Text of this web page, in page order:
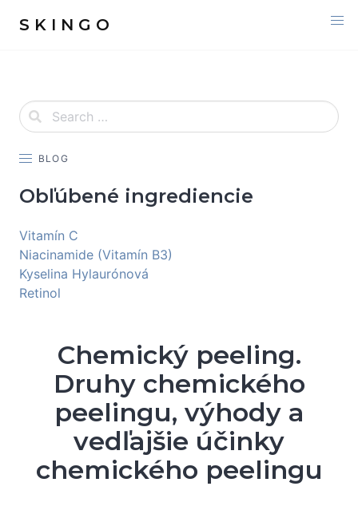
S K I N G O
BLOG
Obľúbené ingrediencie
Vitamín C
Niacinamide (Vitamín B3)
Kyselina Hylaurónová
Retinol
Chemický peeling.
Druhy chemického
peelingu, výhody a
vedľajšie účinky
chemického peelingu